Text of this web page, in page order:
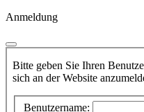
Anmeldung